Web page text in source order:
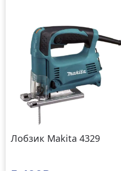
Лобзик Makita 4329